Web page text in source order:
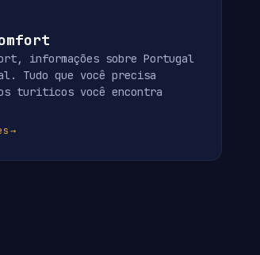
informações sobre Portugal
Tudo que você precisa
turiticos você encontra
→